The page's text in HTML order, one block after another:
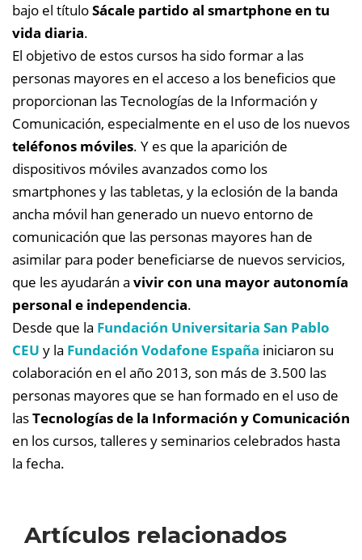
bajo el títuloSácale partido al smartphone en tu
vida diaria.
El objetivo de estos cursos ha sido formar a las
personas mayores en el acceso a los beneficios que
proporcionan las Tecnologías de la Información y
Comunicación, especialmente en el uso de los nuevos
teléfonos móviles. Y es que la aparición de
dispositivos móviles avanzados como los
smartphones y las tabletas, y la eclosión de la banda
ancha móvil han generado un nuevo entorno de
comunicación que las personas mayores han de
asimilar para poder beneficiarse de nuevos servicios,
que les ayudarán a vivir con una mayor autonomía
personal e independencia.
Desde que la Fundación Universitaria San Pablo
CEU y la Fundación Vodafone España iniciaron su
colaboración en el año 2013, son más de 3.500 las
personas mayores que se han formado en el uso de
lasTecnologías de la Información y Comunicación
en los cursos, talleres y seminarios celebrados hasta
la fecha.
Artículos relacionados